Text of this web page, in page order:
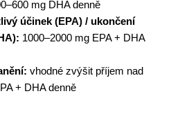
mg DHA denně
účinek (EPA) / ukončení
1000–2000 mg EPA + DHA
vhodné zvýšit příjem nad
+ DHA denně